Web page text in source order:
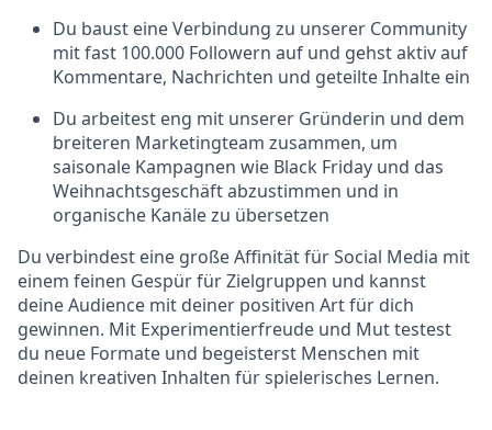
Du baust eine Verbindung zu unserer Community
mit fast 100.000 Followern auf und gehst aktiv auf
Kommentare, Nachrichten und geteilte Inhalte ein
Du arbeitest eng mit unserer Gründerin und dem
breiteren Marketingteam zusammen, um
saisonale Kampagnen wie Black Friday und das
Weihnachtsgeschäft abzustimmen und in
organische Kanäle zu übersetzen
Du verbindest eine große Affinität für Social Media mit
einem feinen Gespür für Zielgruppen und kannst
deine Audience mit deiner positiven Art für dich
gewinnen. Mit Experimentierfreude und Mut testest
du neue Formate und begeisterst Menschen mit
deinen kreativen Inhalten für spielerisches Lernen.